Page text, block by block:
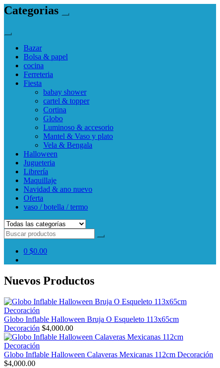
Categorias
Bazar
Bolsa & papel
cocina
Ferreteria
Fiesta
babay shower
cartel & topper
Cortina
Globo
Luminoso & accesorio
Mantel & Vaso y plato
Vela & Bengala
Halloween
Jugueteria
Librería
Maquillaje
Navidad & ano nuevo
Oferta
vaso / botella / termo
0 $0.00
Nuevos Productos
Globo Inflable Halloween Bruja O Esqueleto 113x65cm
Decoración $4,000.00
Globo Inflable Halloween Calaveras Mexicanas 112cm Decoración
$4,000.00